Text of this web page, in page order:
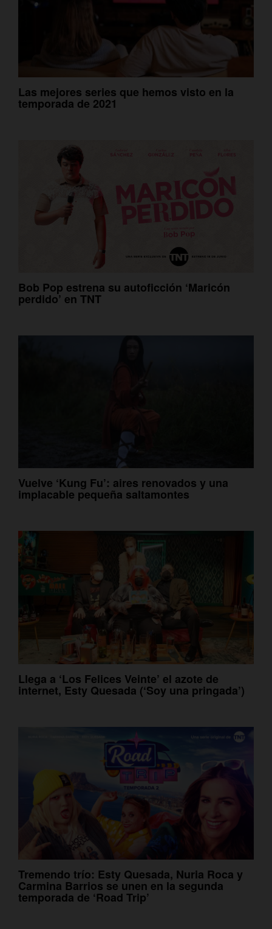
Las mejores series que hemos visto en la
temporada de 2021
Bob Pop estrena su autoficción ‘Maricón
perdido’ en TNT
Vuelve ‘Kung Fu’: aires renovados y una
implacable pequeña saltamontes
Llega a ‘Los Felices Veinte’ el azote de
internet, Esty Quesada (‘Soy una pringada’)
Tremendo trío: Esty Quesada, Nuria Roca y
Carmina Barrios se unen en la segunda
temporada de ‘Road Trip’